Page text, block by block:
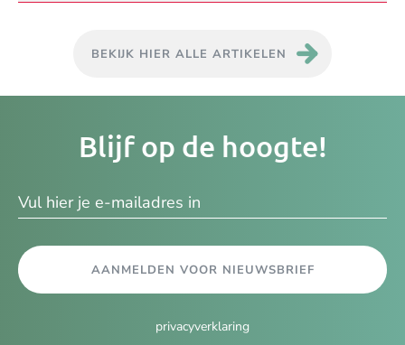
BEKIJK HIER ALLE ARTIKELEN
Blijf op de hoogte!
AANMELDEN VOOR NIEUWSBRIEF
privacyverklaring